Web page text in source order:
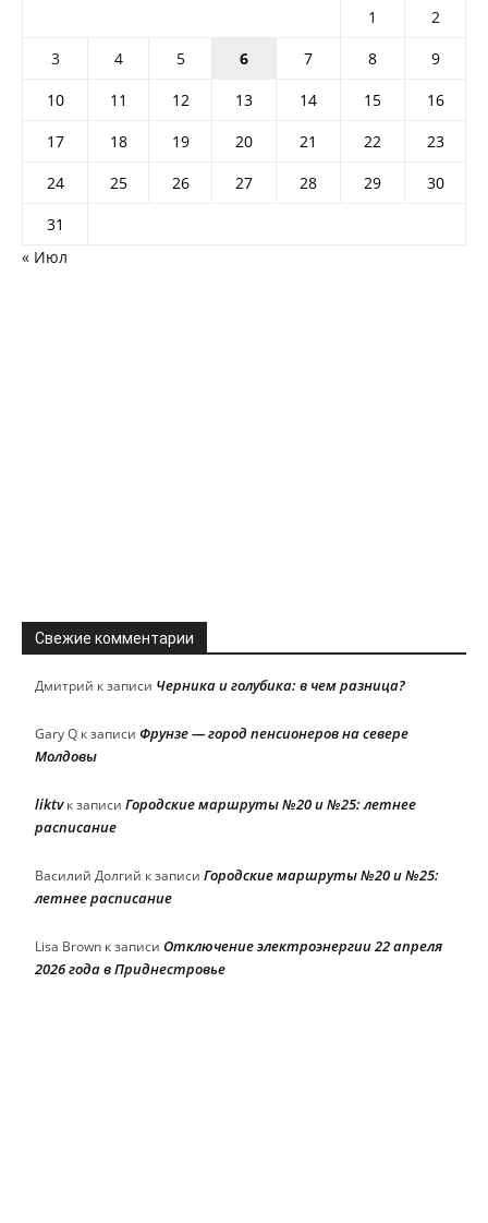
1
2
3
4 5 6 7 8
9
10
11 12 13 14 15
16
17
18 19 20 21 22
23
24
25 26 27 28 29
30
31
« Июл
Свежие комментарии
Дмитрий к записи Черника и голубика: в чем разница?
Gary Q к записи Фрунзе — город пенсионеров на севере
Молдовы
liktvк записи Городские маршруты №20 и №25: летнее
расписание
Василий Долгий к записи Городские маршруты №20 и №25:
летнее расписание
Lisa Brown к записи Отключение электроэнергии 22 апреля
2026 года в Приднестровье